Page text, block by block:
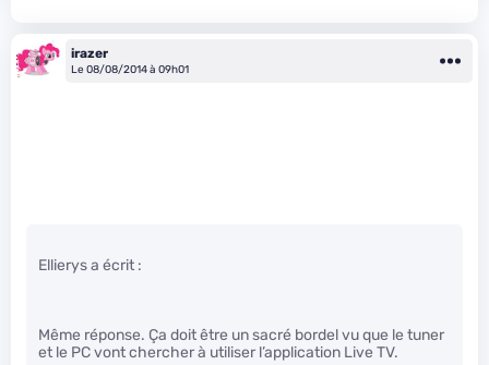
irazer
Le 08/08/2014 à 09h01
Ellierys a écrit :
Même réponse. Ça doit être un sacré bordel vu que le tuner
et le PC vont chercher à utiliser l’application Live TV.